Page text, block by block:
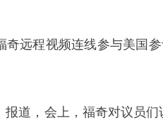
奇远程视频连线参与美国
道，会上，福奇对议员